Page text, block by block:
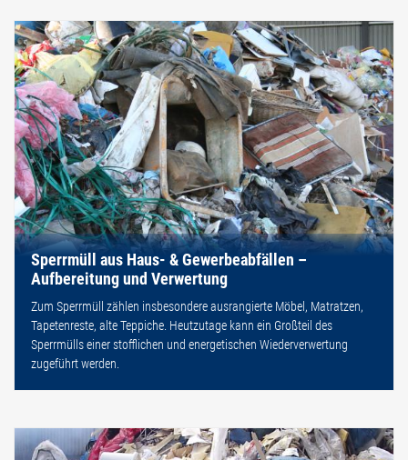
Sperrmüll aus Haus- & Gewerbeabfällen –
Aufbereitung und Verwertung
Zum Sperrmüll zählen insbesondere ausrangierte Möbel, Matratzen,
Tapetenreste, alte Teppiche. Heutzutage kann ein Großteil des
Sperrmülls einer stofflichen und energetischen Wiederverwertung
zugeführt werden.